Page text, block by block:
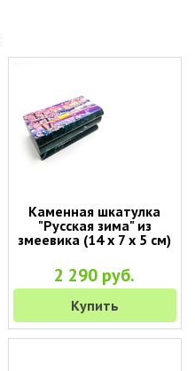
Каменная шкатулка
"Русская зима" из
змеевика (14 х 7 х 5 см)
2 290 руб.
Купить